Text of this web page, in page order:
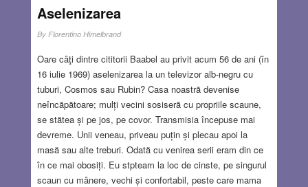
Aselenizarea
By Florentino Himelbrand
Oare câţi dintre cititorii Baabel au privit acum 56 de ani (în
16 iulie 1969) aselenizarea la un televizor alb-negru cu
tuburi, Cosmos sau Rubin? Casa noastră devenise
neîncăpătoare; mulți vecini sosiseră cu propriile scaune,
se stătea și pe jos, pe covor. Transmisia începuse mai
devreme. Unii veneau, priveau puțin și plecau apoi la
masă sau alte treburi. Odată cu venirea serii eram din ce
în ce mai obosiți. Eu stpteam la loc de cinste, pe singurul
scaun cu mânere, vechi și confortabil, peste care mama